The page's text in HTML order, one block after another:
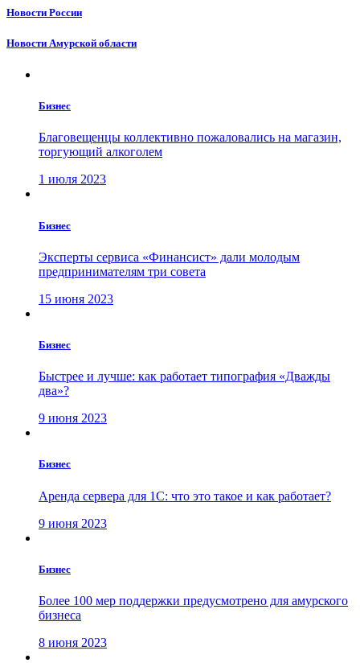
Новости России
Новости Амурской области
Бизнес
Благовещенцы коллективно пожаловались на магазин,
торгующий алкоголем
1 июля 2023
Бизнес
Эксперты сервиса «Финансист» дали молодым
предпринимателям три совета
15 июня 2023
Бизнес
Быстрее и лучше: как работает типография «Дважды
два»?
9 июня 2023
Бизнес
Аренда сервера для 1С: что это такое и как работает?
9 июня 2023
Бизнес
Более 100 мер поддержки предусмотрено для амурского
бизнеса
8 июня 2023